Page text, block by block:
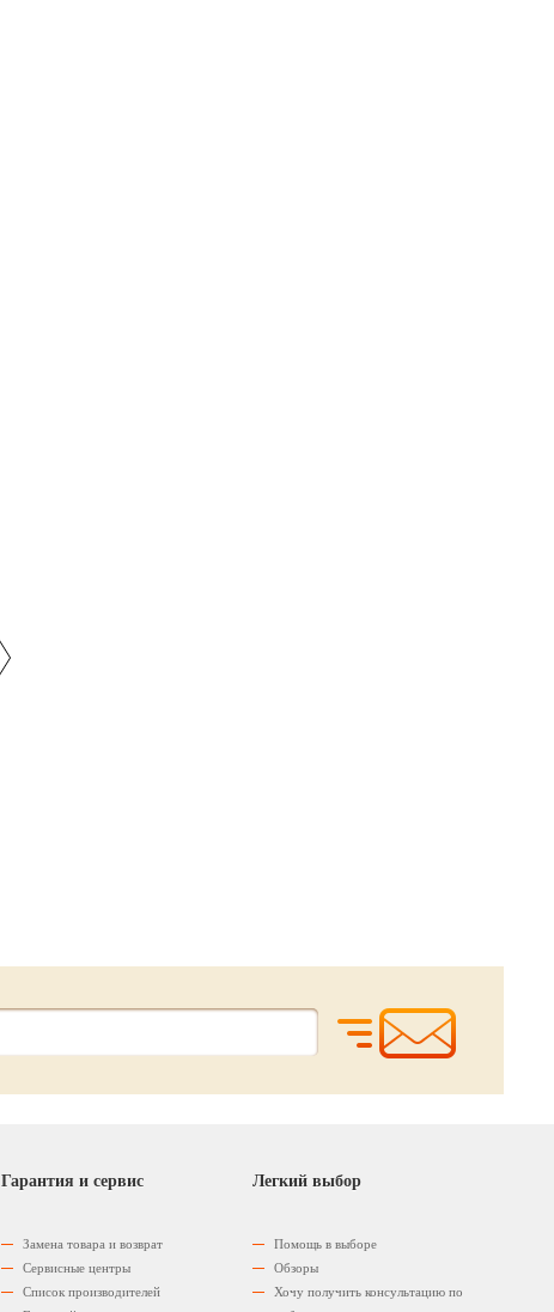
Гарантия и сервис
Замена товара и возврат
Сервисные центры
Список производителей
Легкий выбор
Помощь в выборе
Обзоры
Хочу получить консультацию по